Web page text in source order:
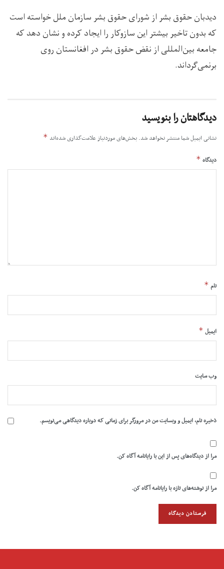
دیدبان حقوق بشر از شورای حقوق بشر سازمان ملل خواسته است
که بدون تاخیر بیشتر این سازوکار را ایجاد کرده و نشان دهد که
جامعه بین‌المللی از نقض حقوق بشر در افغانستان روی
برنمی‌گرداند.
دیدگاهتان را بنویسید
نشانی ایمیل شما منتشر نخواهد شد. بخش‌های موردنیاز علامت‌گذاری شده‌اند *
دیدگاه *
نام *
ایمیل *
وب‌ سایت
ذخیره نام، ایمیل و وبسایت من در مرورگر برای زمانی که دوباره دیدگاهی می‌نویسم.
مرا از دیدگاه‌های پس از این با رایانامه آگاه کن.
مرا از نوشته‌های تازه با رایانامه آگاه کن.